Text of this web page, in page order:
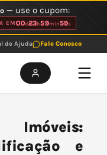
— use o cupom:
EM00d23h59min59s
de Ajuda Fale Conosco
Imóveis:
e